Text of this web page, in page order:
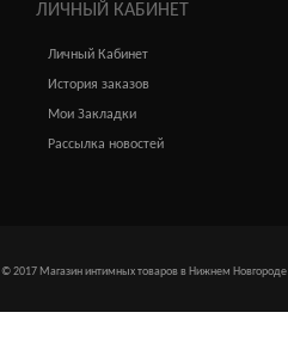
ЛИЧНЫЙ КАБИНЕТ
Личный Кабинет
История заказов
Мои Закладки
Рассылка новостей
© 2017 Магазин интимных товаров в Нижнем Новгороде